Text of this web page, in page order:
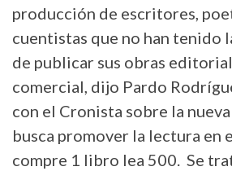
producción de escritores,
cuentistas que no han tenido
de publicar sus obras
comercial, dijo Pardo
con el Cronista sobre la
busca promover la lectura en
compre 1 libro lea 500. Se